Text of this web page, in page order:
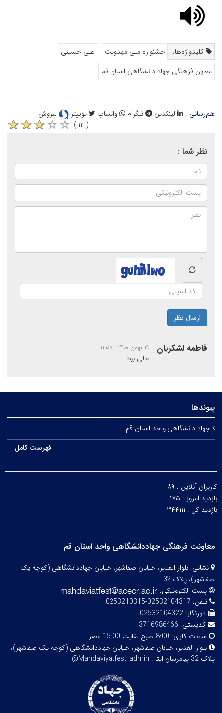
کلیدواژه‌ها: جشنواره ملی مهدویت
علی حسینی
معاون فرهنگی جهاد دانشگاهی استان قم
هم‌رسانی : لینکدین تلگرام واتساپ توییتر
سروش
( ۱۲ )
نظر شما :
ارسال نظر
فاطمه لشکریان ۱۹ بهمن ۱۴۰۰ | ۱۱:۵۵
عالی بود
پیوندها
جهاد دانشگاهی واحد استان قم
فهرست کامل
کاربران آنلاین : ۸۹
بازدید امروز : ۱۷۵
بازدید کل : ۳۴۴۱۱۱
معاونت فرهنگی جهاددانشگاهی واحد استان قم
نشانی: بلوار الغدیر، خیابان صفاشهر، خیابان جهاددانشگاهی (کوچه یک
صفاشهر)، پلاک 32
پست الکترونیکی:
تلفن: 02532104317-0253210315
دورنگار: 02532104322
کدپستی: 3716986466
ساعات کاری: 8:00 صبح لغایت 15:00 عصر
بلوار الغدیر، خیابان صفاشهر، خیابان جهاددانشگاهی (کوچه یک صفاشهر)،
پلاک 32
پیامرسان ایتا : Mahdaviyatfest_admin@